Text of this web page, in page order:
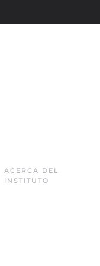
ACERCA DEL
INSTITUTO